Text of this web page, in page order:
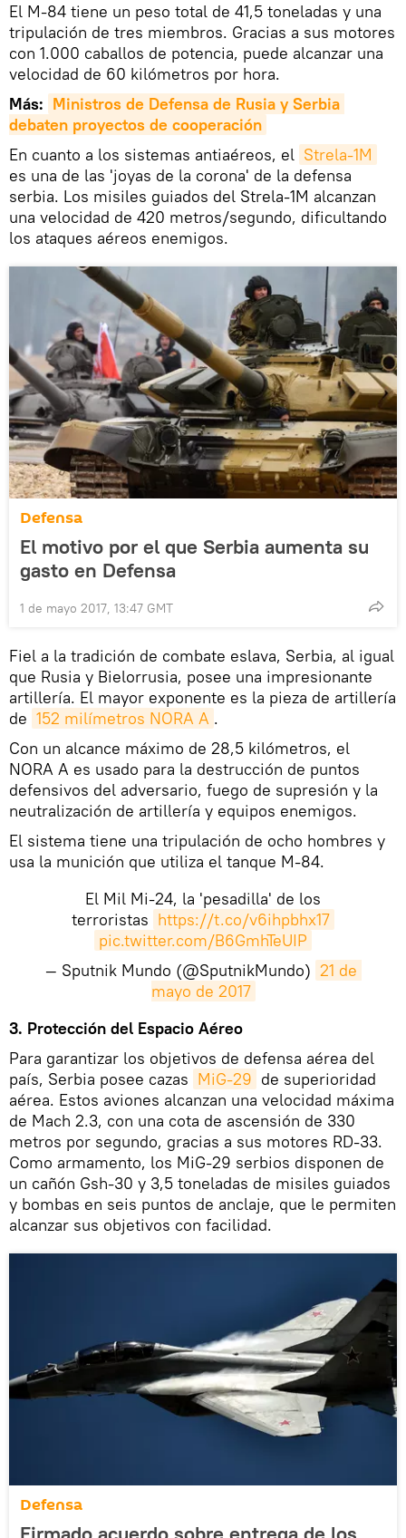
El M-84 tiene un peso total de 41,5 toneladas y una
tripulación de tres miembros. Gracias a sus motores
con 1.000 caballos de potencia, puede alcanzar una
velocidad de 60 kilómetros por hora.
Más: Ministros de Defensa de Rusia y Serbia
debaten proyectos de cooperación
En cuanto a los sistemas antiaéreos, el Strela-1M
es una de las 'joyas de la corona' de la defensa
serbia. Los misiles guiados del Strela-1M alcanzan
una velocidad de 420 metros/segundo, dificultando
los ataques aéreos enemigos.
Defensa
El motivo por el que Serbia aumenta su
gasto en Defensa
1 de mayo 2017, 13:47 GMT
Fiel a la tradición de combate eslava, Serbia, al igual
que Rusia y Bielorrusia, posee una impresionante
artillería. El mayor exponente es la pieza de artillería
de 152 milímetros NORA A .
Con un alcance máximo de 28,5 kilómetros, el
NORA A es usado para la destrucción de puntos
defensivos del adversario, fuego de supresión y la
neutralización de artillería y equipos enemigos.
El sistema tiene una tripulación de ocho hombres y
usa la munición que utiliza el tanque M-84.
El Mil Mi-24, la 'pesadilla' de los
terroristas https://t.co/v6ihpbhx17
pic.twitter.com/B6GmhTeUIP
— Sputnik Mundo (@SputnikMundo) 21 de
mayo de 2017
3. Protección del Espacio Aéreo
Para garantizar los objetivos de defensa aérea del
país, Serbia posee cazas MiG-29 de superioridad
aérea. Estos aviones alcanzan una velocidad máxima
de Mach 2.3, con una cota de ascensión de 330
metros por segundo, gracias a sus motores RD-33.
Como armamento, los MiG-29 serbios disponen de
un cañón Gsh-30 y 3,5 toneladas de misiles guiados
y bombas en seis puntos de anclaje, que le permiten
alcanzar sus objetivos con facilidad.
Defensa